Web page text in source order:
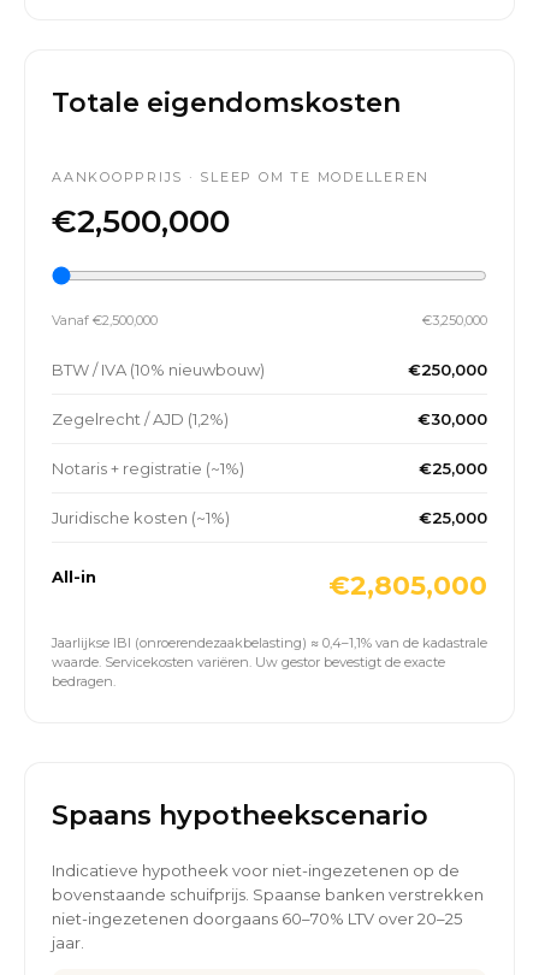
Totale eigendomskosten
AANKOOPPRIJS · SLEEP OM TE MODELLEREN
€2,500,000
Vanaf €2,500,000 €3,250,000
BTW / IVA (10% nieuwbouw) €250,000
Zegelrecht / AJD (1,2%) €30,000
Notaris + registratie (~1%) €25,000
Juridische kosten (~1%) €25,000
All-in €2,805,000
Jaarlijkse IBI (onroerendezaakbelasting) ≈ 0,4–1,1% van de kadastrale
waarde. Servicekosten variëren. Uw gestor bevestigt de exacte
bedragen.
Spaans hypotheekscenario
Indicatieve hypotheek voor niet-ingezetenen op de
bovenstaande schuifprijs. Spaanse banken verstrekken
niet-ingezetenen doorgaans 60–70% LTV over 20–25
jaar.